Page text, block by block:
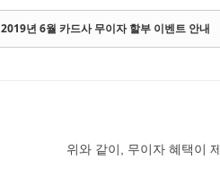
2019년 6월 카드사 무이자 할부 이벤트 안내
위와 같이, 무이자 혜택이